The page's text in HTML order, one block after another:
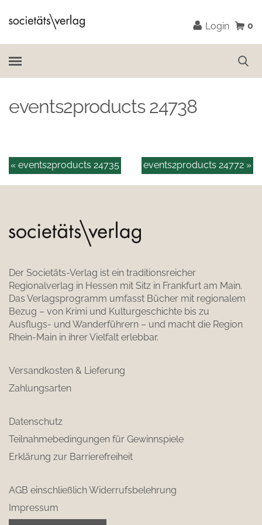
Login 0
events2products 24738
events2products 24772 »
« events2products 24735
Der Societäts-Verlag ist ein traditionsreicher
Regionalverlag in Hessen mit Sitz in Frankfurt am Main.
Das Verlagsprogramm umfasst Bücher mit regionalem
Bezug – von Krimi und Kulturgeschichte bis zu
Ausflugs- und Wanderführern – und macht die Region
Rhein-Main in ihrer Vielfalt erlebbar.
Versandkosten & Lieferung
Zahlungsarten
Datenschutz
Teilnahmebedingungen für Gewinnspiele
Erklärung zur Barrierefreiheit
AGB einschließlich Widerrufsbelehrung
Impressum